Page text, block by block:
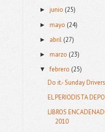
►junio (25)
►mayo(24)
► abril (27)
►marzo(23)
▼febrero (25)
Do it.- Sunday Drivers
EL PERIODISTA
LIBROS
2010